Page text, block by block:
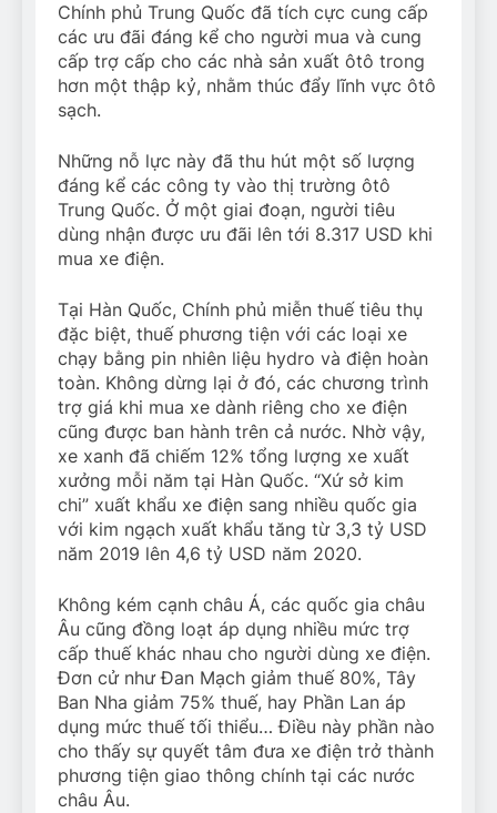
Chính phủ Trung Quốc đã tích cực cung cấp
các ưu đãi đáng kể cho người mua và cung
cấp trợ cấp cho các nhà sản xuất ôtô trong
hơn một thập kỷ, nhằm thúc đẩy lĩnh vực ôtô
sạch.
Những nỗ lực này đã thu hút một số lượng
đáng kể các công ty vào thị trường ôtô
Trung Quốc. Ở một giai đoạn, người tiêu
dùng nhận được ưu đãi lên tới 8.317 USD khi
mua xe điện.
Tại Hàn Quốc, Chính phủ miễn thuế tiêu thụ
đặc biệt, thuế phương tiện với các loại xe
chạy bằng pin nhiên liệu hydro và điện hoàn
toàn. Không dừng lại ở đó, các chương trình
trợ giá khi mua xe dành riêng cho xe điện
cũng được ban hành trên cả nước. Nhờ vậy,
xe xanh đã chiếm 12% tổng lượng xe xuất
xưởng mỗi năm tại Hàn Quốc. “Xứ sở kim
chi” xuất khẩu xe điện sang nhiều quốc gia
với kim ngạch xuất khẩu tăng từ 3,3 tỷ USD
năm 2019 lên 4,6 tỷ USD năm 2020.
Không kém cạnh châu Á, các quốc gia châu
Âu cũng đồng loạt áp dụng nhiều mức trợ
cấp thuế khác nhau cho người dùng xe điện.
Đơn cử như Đan Mạch giảm thuế 80%, Tây
Ban Nha giảm 75% thuế, hay Phần Lan áp
dụng mức thuế tối thiểu… Điều này phần nào
cho thấy sự quyết tâm đưa xe điện trở thành
phương tiện giao thông chính tại các nước
châu Âu.